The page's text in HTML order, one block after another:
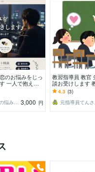
のお悩みをじっ
一人で抱え込
り添います
まりん｜恋愛の悩み聞きます 3,000 円
教習指導員 教官
談お受けします
きだというかたへ
4.3 (3)
元指導員てん